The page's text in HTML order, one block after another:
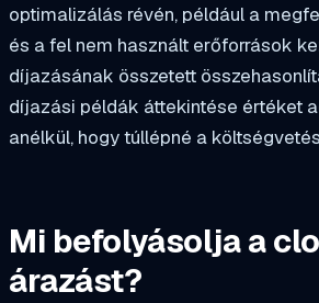
optimalizálás révén, például a
és a fel nem használt erőforrások
díjazásának összetett
díjazási példák áttekintése értéket
anélkül, hogy túllépné a
Mi befolyásolja a
árazást?